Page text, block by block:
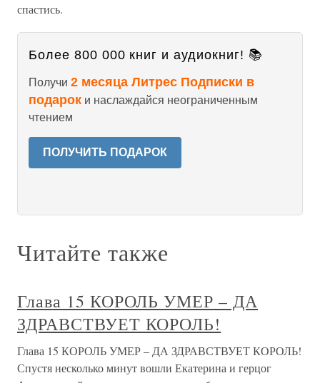
спастись.
Более 800 000 книг и аудиокниг! 📚
Получи 2 месяца Литрес Подписки в
подарок и наслаждайся неограниченным
чтением
ПОЛУЧИТЬ ПОДАРОК
Читайте также
Глава 15 КОРОЛЬ УМЕР – ДА
ЗДРАВСТВУЕТ КОРОЛЬ!
Глава 15 КОРОЛЬ УМЕР – ДА ЗДРАВСТВУЕТ КОРОЛЬ!
Спустя несколько минут вошли Екатерина и герцог